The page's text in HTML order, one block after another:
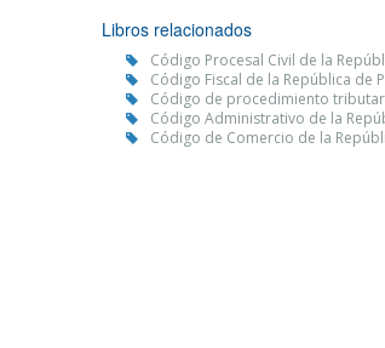
Libros relacionados
Código Procesal Civil de la
Código Fiscal de la República de
Código de procedimiento
Código Administrativo de la
Código de Comercio de la